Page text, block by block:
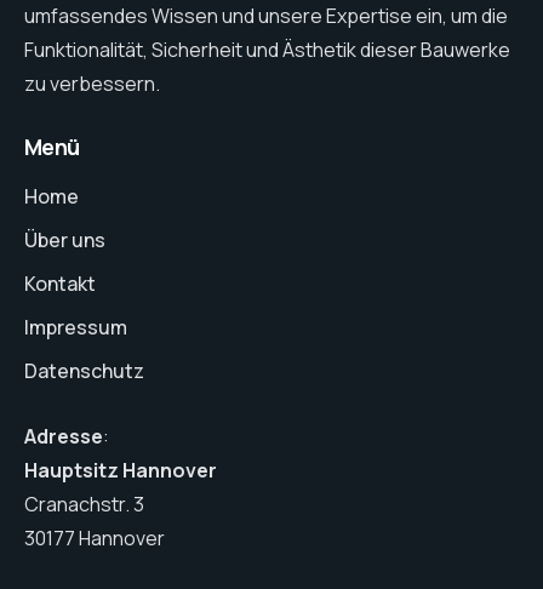
umfassendes Wissen und unsere Expertise ein, um die
Funktionalität, Sicherheit und Ästhetik dieser Bauwerke
zu verbessern.
Menü
Home
Über uns
Kontakt
Impressum
Datenschutz
Adresse:
Hauptsitz Hannover
Cranachstr. 3
30177 Hannover